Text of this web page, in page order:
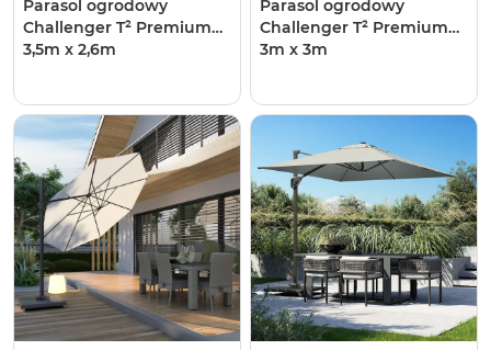
Parasol ogrodowy ​​​​​​
Challenger T² Premium
3,5m x 2,6m
Parasol ogrodowy ​​​​​​
Challenger T² Premium
3m x 3m